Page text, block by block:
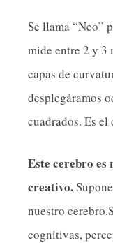
Se llama “Neo”
mide entre 2 y 3
capas de
desplegáramos
cuadrados. Es el
Este cerebro es
creativo.
nuestro
cognitivas,